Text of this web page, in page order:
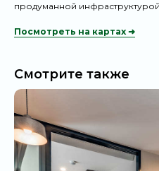
продуманной
Посмотреть на картах ➜
Смотрите также
наш
Только личный
400+ квартир, прошедших
эстетический контроль